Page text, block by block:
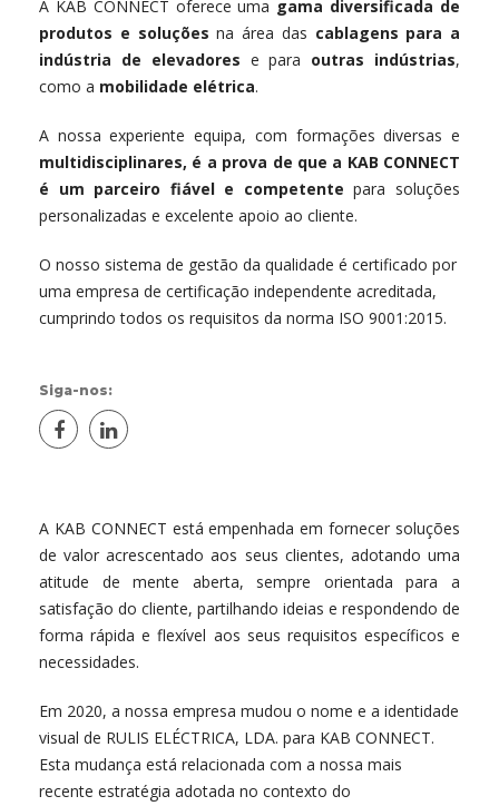
A KAB CONNECT oferece uma gama diversificada de
produtos e soluções na área das cablagens para a
indústria de elevadores e para outras indústrias,
como a mobilidade elétrica.
A nossa experiente equipa, com formações diversas e
multidisciplinares, é a prova de que a KAB CONNECT
é um parceiro fiável e competente para soluções
personalizadas e excelente apoio ao cliente.
O nosso sistema de gestão da qualidade é certificado por
uma empresa de certificação independente acreditada,
cumprindo todos os requisitos da norma ISO 9001:2015.
Siga-nos:
A KAB CONNECT está empenhada em fornecer soluções
de valor acrescentado aos seus clientes, adotando uma
atitude de mente aberta, sempre orientada para a
satisfação do cliente, partilhando ideias e respondendo de
forma rápida e flexível aos seus requisitos específicos e
necessidades.
Em 2020, a nossa empresa mudou o nome e a identidade
visual de RULIS ELÉCTRICA, LDA. para KAB CONNECT.
Esta mudança está relacionada com a nossa mais
recente estratégia adotada no contexto do